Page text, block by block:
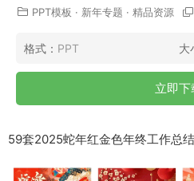
PPT模板 · 新年专题 · 精品资源
格式： PPT 大
立即下
59套2025蛇年红金色年终工作总